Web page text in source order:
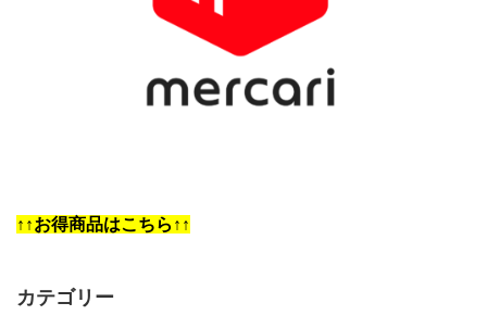
↑↑お得商品はこちら↑↑
カテゴリー